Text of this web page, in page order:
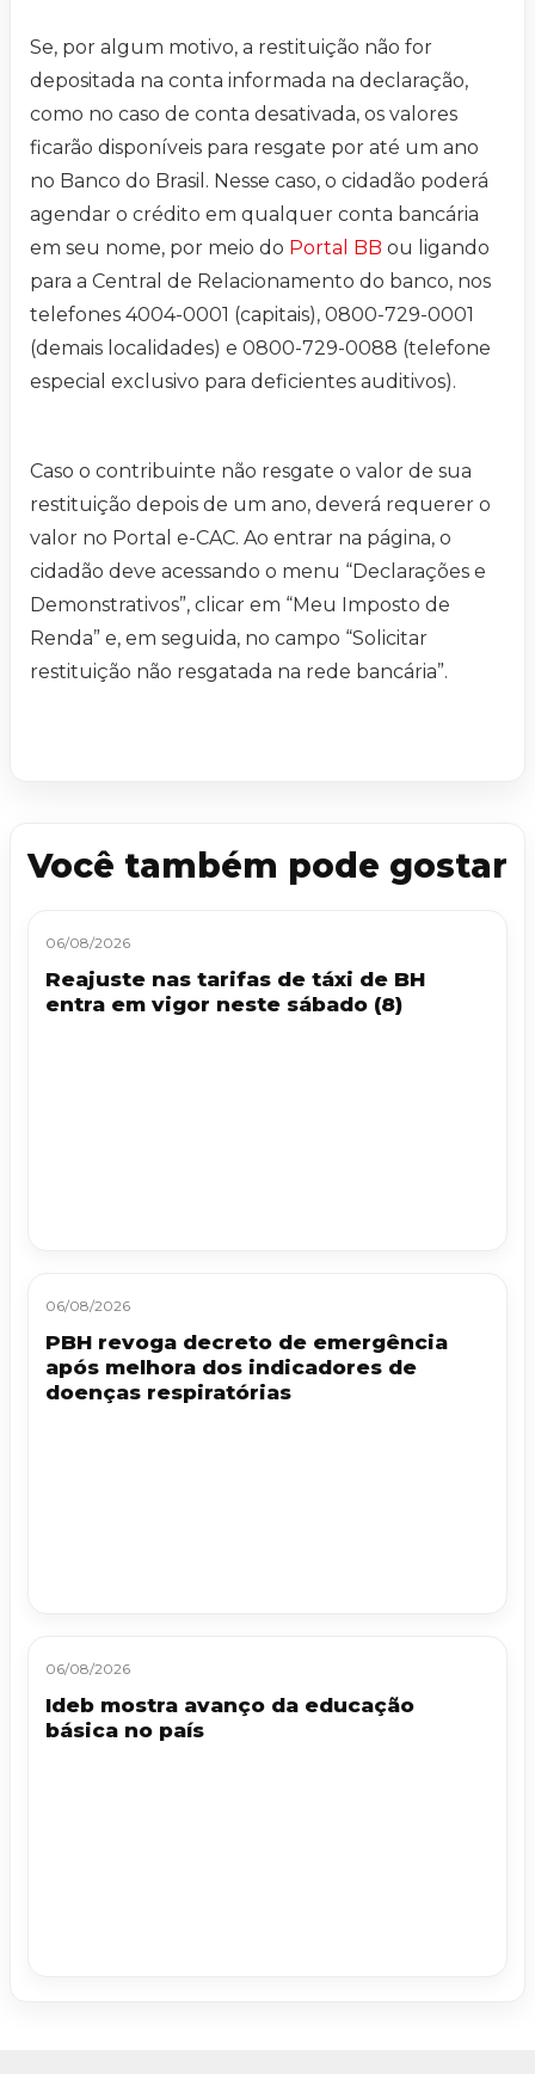
Se, por algum motivo, a restituição não for
depositada na conta informada na declaração,
como no caso de conta desativada, os valores
ficarão disponíveis para resgate por até um ano
no Banco do Brasil. Nesse caso, o cidadão poderá
agendar o crédito em qualquer conta bancária
em seu nome, por meio do Portal BB ou ligando
para a Central de Relacionamento do banco, nos
telefones 4004-0001 (capitais), 0800-729-0001
(demais localidades) e 0800-729-0088 (telefone
especial exclusivo para deficientes auditivos).
Caso o contribuinte não resgate o valor de sua
restituição depois de um ano, deverá requerer o
valor no Portal e-CAC. Ao entrar na página, o
cidadão deve acessando o menu “Declarações e
Demonstrativos”, clicar em “Meu Imposto de
Renda” e, em seguida, no campo “Solicitar
restituição não resgatada na rede bancária”.
Você também pode gostar
06/08/2026
Reajuste nas tarifas de táxi de BH
entra em vigor neste sábado (8)
06/08/2026
PBH revoga decreto de emergência
após melhora dos indicadores de
doenças respiratórias
06/08/2026
Ideb mostra avanço da educação
básica no país